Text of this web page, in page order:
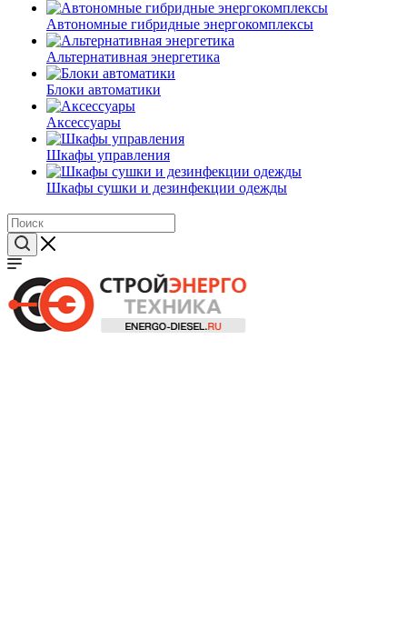
Автономные гибридные энергокомплексы
Альтернативная энергетика
Блоки автоматики
Аксессуары
Шкафы управления
Шкафы сушки и дезинфекции одежды